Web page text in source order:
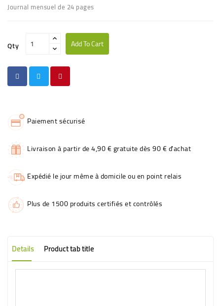
Journal mensuel de 24 pages
Qty Add To Cart
Paiement sécurisé
Livraison à partir de 4,90 € gratuite dès 90 € d'achat
Expédié le jour même à domicile ou en point relais
Plus de 1500 produits certifiés et contrôlés
Details Product tab title